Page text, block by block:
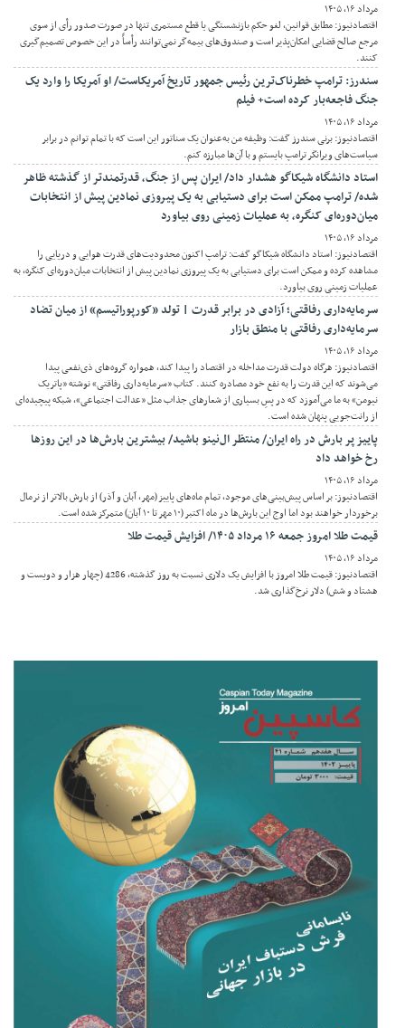
مرداد ۱۶, ۱۴۰۵
اقتصادنیوز: مطابق قوانین، لغو حکم بازنشستگی یا قطع مستمری تنها در صورت صدور رأی از سوی
مرجع صالح قضایی امکان‌پذیر است و صندوق‌های بیمه‌گر نمی‌توانند رأساً در این خصوص تصمیم‌گیری
کنند.
سندرز: ترامپ خطرناک‌ترین رئیس جمهور تاریخ آمریکاست/ او آمریکا را وارد یک
جنگ فاجعه‌بار کرده است+ فیلم
مرداد ۱۶, ۱۴۰۵
اقتصادنیوز: برنی سندرز گفت: وظیفه من به‌عنوان یک سناتور این است که با تمام توانم در برابر
سیاست‌های ویرانگر ترامپ بایستم و با آن‌ها مبارزه کنم.
استاد دانشگاه شیکاگو هشدار داد/ ایران پس از جنگ، قدرتمندتر از گذشته ظاهر
شده/ ترامپ ممکن است برای دستیابی به یک پیروزی نمادین پیش از انتخابات
میان‌دوره‌ای کنگره، به عملیات زمینی روی بیاورد
مرداد ۱۶, ۱۴۰۵
اقتصادنیوز: استاد دانشگاه شیکاگو گفت: ترامپ اکنون محدودیت‌های قدرت هوایی و دریایی را
مشاهده کرده و ممکن است برای دستیابی به یک پیروزی نمادین پیش از انتخابات میان‌دوره‌ای کنگره، به
عملیات زمینی روی بیاورد.
سرمایه‌داری رفاقتی؛ آزادی در برابر قدرت | تولد «کورپوراتیسم» از میان تضاد
سرمایه‌داری رفاقتی با منطق بازار
مرداد ۱۶, ۱۴۰۵
اقتصادنیوز: هرگاه دولت قدرت مداخله در اقتصاد را پیدا کند، همواره گروه‌های ذی‌نفعی پیدا
می‌شوند که این قدرت را به نفع خود مصادره کنند. کتاب «سرمایه‌داری رفاقتی» نوشته «پاتریک
نیومن» به ما می‌آموزد که در پسِ بسیاری از شعارهای جذاب مثل «عدالت اجتماعی»، شبکه پیچیده‌ای
از رانت‌جویی پنهان شده است.
پاییز پر بارش در راه ایران/ منتظر ال‌نینو باشید/ بیشترین بارش‌ها در این روزها
رخ خواهد داد
مرداد ۱۶, ۱۴۰۵
اقتصادنیوز: بر اساس پیش‌بینی‌های موجود، تمام ماه‌های پاییز (مهر، آبان و آذر) از بارش بالاتر از نرمال
برخوردار خواهند بود اما اوج این بارش‌ها در ماه اکتبر (۱۰ مهر تا ۱۰ آبان) متمرکز شده است.
قیمت طلا امروز جمعه ۱۶ مرداد ۱۴۰۵/ افزایش قیمت طلا
مرداد ۱۶, ۱۴۰۵
اقتصادنیوز: قیمت طلا امروز با افزایش یک دلاری نسبت به روز گذشته، 4286 (چهار هزار و دویست و
هشتاد و شش) دلار نرخ‌گذاری شد.